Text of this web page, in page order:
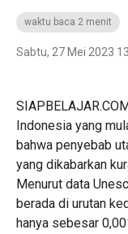
waktu baca 2 menit
Sabtu, 27 Mei 2023
Indonesia yang
bahwa penyebab
yang dikabarkan
Menurut data
berada di urutan
hanya sebesar